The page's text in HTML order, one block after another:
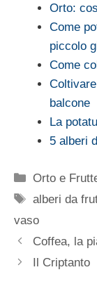
Orto:
Come
piccolo
Come
balcone
La
5 alberi
Categorie
Orto e
Tag
alberi da
vaso
Coffea, la
Il Criptanto